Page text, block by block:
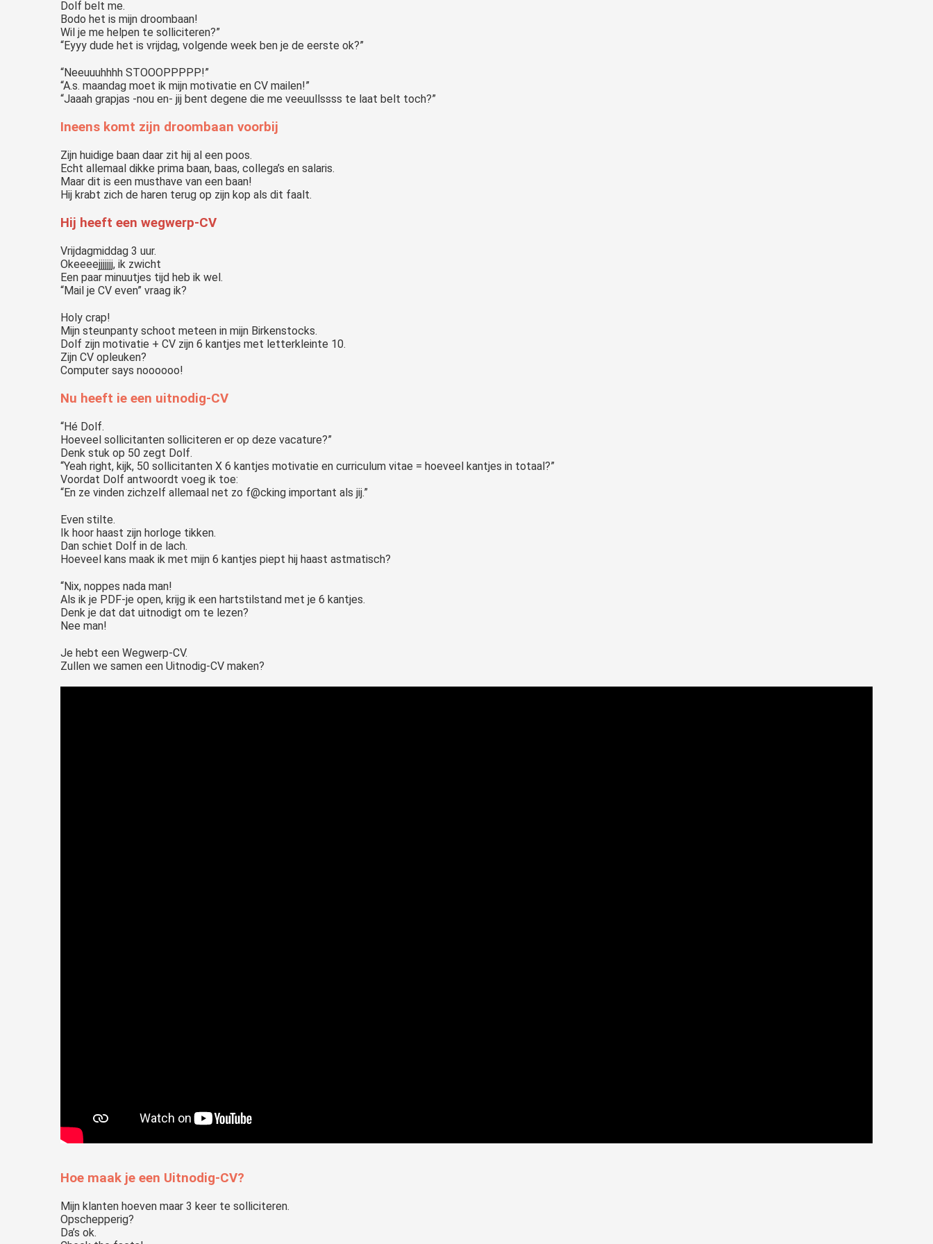
Dolf belt me.
Bodo het is mijn droombaan!
Wil je me helpen te solliciteren?”
“Eyyy dude het is vrijdag, volgende week ben je de eerste ok?”
“Neeuuuhhhh STOOOPPPPP!”
“A.s. maandag moet ik mijn motivatie en CV mailen!”
“Jaaah grapjas -nou en- jij bent degene die me veeuullssss te laat belt toch?”
Ineens komt zijn droombaan voorbij
Zijn huidige baan daar zit hij al een poos.
Echt allemaal dikke prima baan, baas, collega’s en salaris.
Maar dit is een musthave van een baan!
Hij krabt zich de haren terug op zijn kop als dit faalt.
Hij heeft een wegwerp-CV
Vrijdagmiddag 3 uur.
Okeeeejjjjjjj, ik zwicht
Een paar minuutjes tijd heb ik wel.
“Mail je CV even” vraag ik?
Holy crap!
Mijn steunpanty schoot meteen in mijn Birkenstocks.
Dolf zijn motivatie + CV zijn 6 kantjes met letterkleinte 10.
Zijn CV opleuken?
Computer says noooooo!
Nu heeft ie een uitnodig-CV
“Hé Dolf.
Hoeveel sollicitanten solliciteren er op deze vacature?”
Denk stuk op 50 zegt Dolf.
“Yeah right, kijk, 50 sollicitanten X 6 kantjes motivatie en curriculum vitae = hoeveel kantjes in totaal?”
Voordat Dolf antwoordt voeg ik toe:
“En ze vinden zichzelf allemaal net zo f@cking important als jij.”
Even stilte.
Ik hoor haast zijn horloge tikken.
Dan schiet Dolf in de lach.
Hoeveel kans maak ik met mijn 6 kantjes piept hij haast astmatisch?
“Nix, noppes nada man!
Als ik je PDF-je open, krijg ik een hartstilstand met je 6 kantjes.
Denk je dat dat uitnodigt om te lezen?
Nee man!
Je hebt een Wegwerp-CV.
Zullen we samen een Uitnodig-CV maken?
Hoe maak je een Uitnodig-CV?
Mijn klanten hoeven maar 3 keer te solliciteren.
Opschepperig?
Da’s ok.